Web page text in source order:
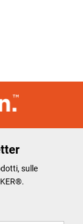
sulle